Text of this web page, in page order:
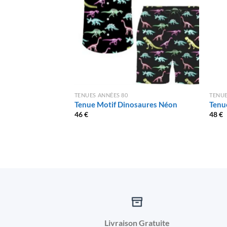
TENUES ANNÉES 80
Tenue Motif Dinosaures Néon
46€ 48€
Livraison Gratuite